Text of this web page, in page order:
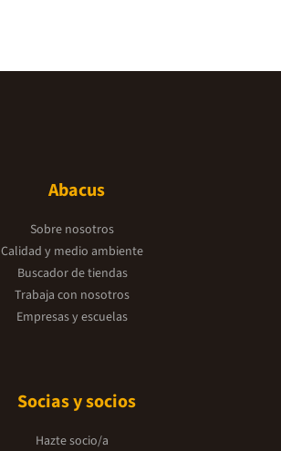
Abacus
Sobre nosotros
Calidad y medio ambiente
Buscador de tiendas
Trabaja con nosotros
Empresas y escuelas
Socias y socios
Hazte socio/a